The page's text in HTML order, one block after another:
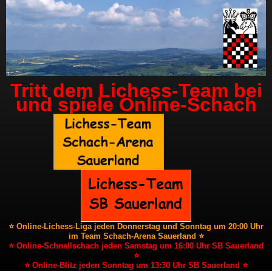
Tritt dem Lichess-Team bei
und spiele Online-Schach
⭐ Online-Lichess-Liga jeden Donnerstag und Sonntag um 20:00 Uhr
im Team Schach-Arena Sauerland ⭐
⭐ Online-Schnellschach jeden Samstag um 16:00 Uhr SB Sauerland
⭐
⭐ Online-Blitz jeden Sonntag um 13:30 Uhr SB Sauerland ⭐